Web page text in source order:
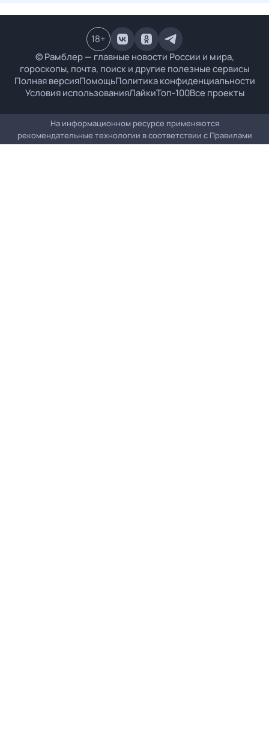
© Рамблер — главные новости России и мира,
гороскопы, почта, поиск и другие полезные сервисы
Полная версияПомощьПолитика конфиденциальности
Условия использованияЛайкиТоп-100Все проекты
18+
На информационном ресурсе применяются
рекомендательные технологии в соответствии с Правилами